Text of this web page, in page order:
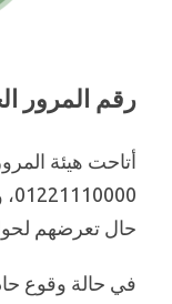
رقم المرور
أتاحت هيئة
حال تعرضهم
في حالة وقوع